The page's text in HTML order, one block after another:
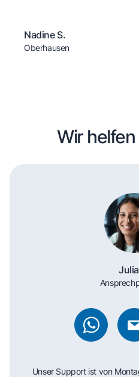
Nadine S.
Oberhausen
Wir
Unser Support ist von